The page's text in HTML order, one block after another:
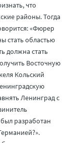
что
районы. Тогда
«Фюрер
стать областью
должна стать
Восточную
Кольский
Ленинград с
разработан